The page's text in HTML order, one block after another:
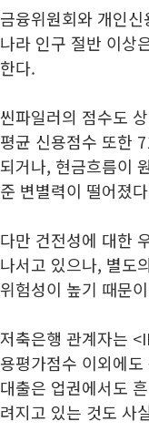
금융위원회와 개인
나라 인구 절반 이상
한다.
씬파일러의 점수도
평균 신용점수 또한
되거나, 현금흐름이
준 변별력이 떨어졌
다만 건전성에 대한
나서고 있으나, 별도
위험성이 높기 때문
저축은행 관계자는
용평가점수 이외에
대출은 업권에서도
려지고 있는 것도 사